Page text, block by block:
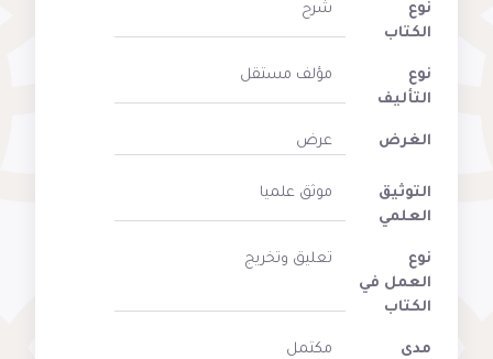
نوع
الكتاب
شرح
نوع
التأليف
مؤلف مستقل
الغرض عرض
التوثيق
العلمي
موثق علميا
نوع
العمل في
الكتاب
تعليق وتخريج
مدى
مكتمل